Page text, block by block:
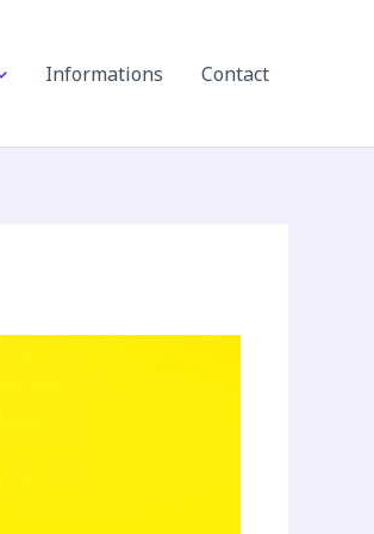
Informations Contact